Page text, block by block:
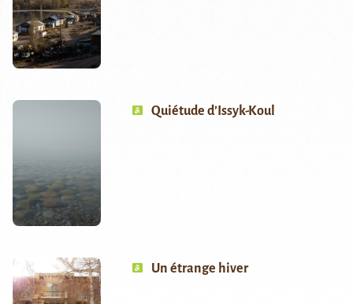
Quiétude d’Issyk-Koul
Un étrange hiver